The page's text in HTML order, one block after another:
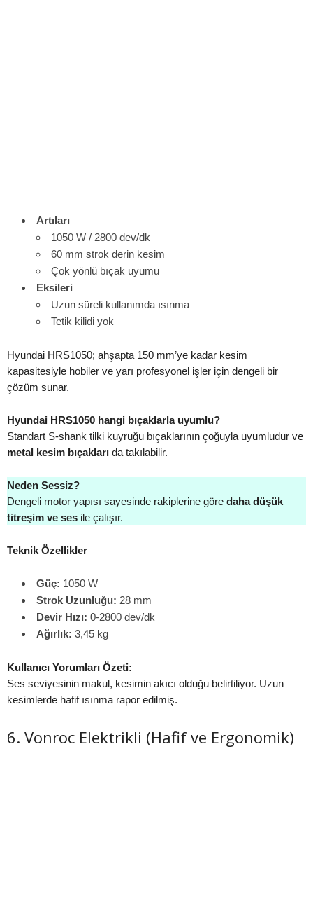
Artıları
1050 W / 2800 dev/dk
60 mm strok derin kesim
Çok yönlü bıçak uyumu
Eksileri
Uzun süreli kullanımda ısınma
Tetik kilidi yok
Hyundai HRS1050; ahşapta 150 mm’ye kadar kesim
kapasitesiyle hobiler ve yarı profesyonel işler için dengeli bir
çözüm sunar.
Hyundai HRS1050 hangi bıçaklarla uyumlu?
Standart S-shank tilki kuyruğu bıçaklarının çoğuyla uyumludur ve
metal kesim bıçakları da takılabilir.
Neden Sessiz?
Dengeli motor yapısı sayesinde rakiplerine göre daha düşük
titreşim ve ses ile çalışır.
Teknik Özellikler
Güç: 1050 W
Strok Uzunluğu: 28 mm
Devir Hızı: 0-2800 dev/dk
Ağırlık: 3,45 kg
Kullanıcı Yorumları Özeti:
Ses seviyesinin makul, kesimin akıcı olduğu belirtiliyor. Uzun
kesimlerde hafif ısınma rapor edilmiş.
6. Vonroc Elektrikli (Hafif ve Ergonomik)